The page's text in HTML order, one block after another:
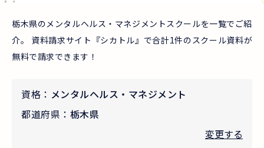
栃木県のメンタルヘルス・マネジメントスクールを一覧でご紹
介。 資料請求サイト『シカトル』で合計1件のスクール資料が
無料で請求できます！
資格： メンタルヘルス・マネジメント
都道府県： 栃木県
変更する